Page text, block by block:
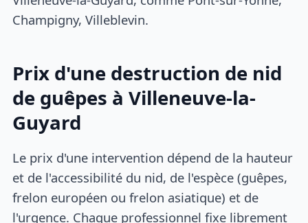
Champigny, Villeblevin.
Prix d'une destruction de nid
de guêpes à Villeneuve-la-
Guyard
Le prix d'une intervention dépend de la hauteur
et de l'accessibilité du nid, de l'espèce (guêpes,
frelon européen ou frelon asiatique) et de
l'urgence. Chaque professionnel fixe librement